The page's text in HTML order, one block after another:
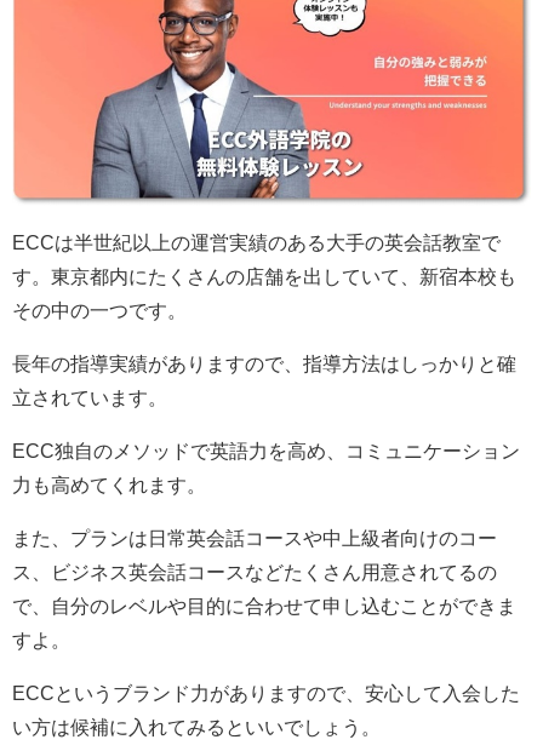
ECCは半世紀以上の運営実績のある大手の英会話教室で
す。東京都内にたくさんの店舗を出していて、新宿本校も
その中の一つです。
長年の指導実績がありますので、指導方法はしっかりと確
立されています。
ECC独自のメソッドで英語力を高め、コミュニケーション
力も高めてくれます。
また、プランは日常英会話コースや中上級者向けのコー
ス、ビジネス英会話コースなどたくさん用意されてるの
で、自分のレベルや目的に合わせて申し込むことができま
すよ。
ECCというブランド力がありますので、安心して入会した
い方は候補に入れてみるといいでしょう。